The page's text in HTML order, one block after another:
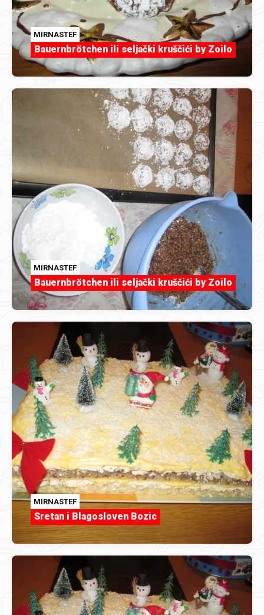
MIRNASTEF
Bauernbrötchen ili seljački kruščići by Zoilo
MIRNASTEF
Bauernbrötchen ili seljački kruščići by Zoilo
MIRNASTEF
Sretan i Blagosloven Bozic